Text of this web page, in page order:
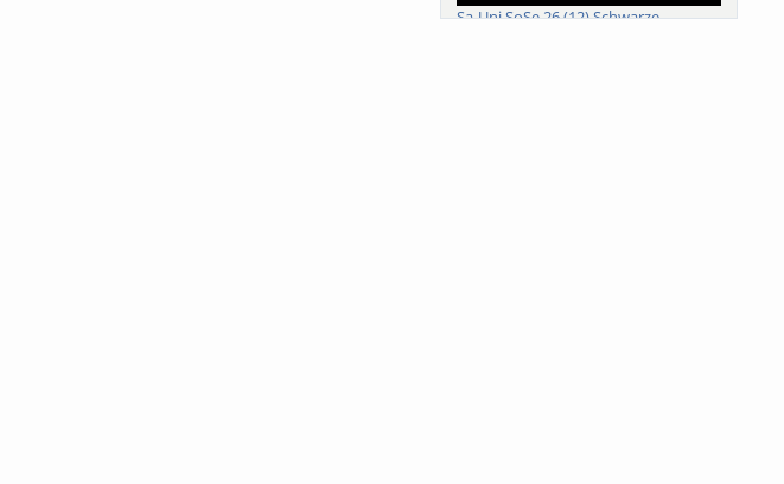
Sa-Uni SoSe 26 (12) Schwarze